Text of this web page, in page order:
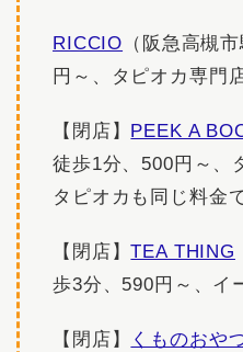
RICCIO （阪急高槻
円～、タピオカ専門
【閉店】 PEEK A
徒歩1分、500円～、
タピオカも同じ料金で
【閉店】TEA THING
歩3分、590円～、イ
【閉店】 くものおや